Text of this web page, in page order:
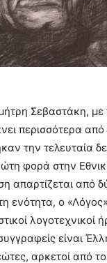
Σεβαστάκη, με
περισσότερα
την τελευταία
φορά στην
απαρτίζεται από
ενότητα, ο
λογοτεχνικοί
είναι
αρκετοί από